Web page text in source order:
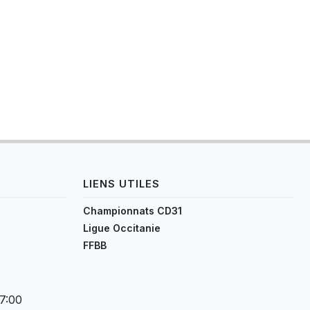
LIENS UTILES
Championnats CD31
Ligue Occitanie
FFBB